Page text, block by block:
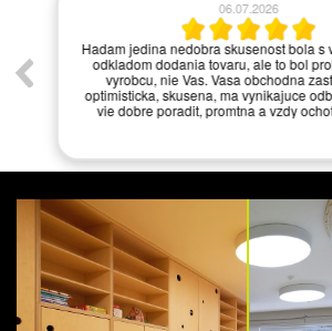
06.07.2026
Hadam jedina nedobra skusenost bola s
odkladom dodania tovaru, ale to bol
vyrobcu, nie Vas. Vasa obchodna
optimisticka, skusena, ma vynikajuce
vie dobre poradit, promtna a vzdy